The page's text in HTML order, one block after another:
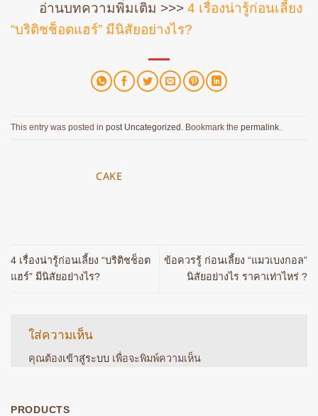
อ่านบทความพิ่มเติม >>> 4 เรื่องน่ารู้ก่อนเลี้ยง
“บริติชช็อตแฮร์” มีนิสัยอย่างไร?
This entry was posted in post Uncategorized . Bookmark the permalink
CAKE
4 เรื่องน่ารู้ก่อนเลี้ยง “บริติชช็อต
แฮร์” มีนิสัยอย่างไร?
ข้อควรรู้ ก่อนเลี้ยง “แมวเบงกอล”
นิสัยอย่างไร ราคาเท่าไหร่ ?
ใส่ความเห็น
คุณต้องเข้าสู่ระบบ เพื่อจะพิมพ์ความเห็น
PRODUCTS